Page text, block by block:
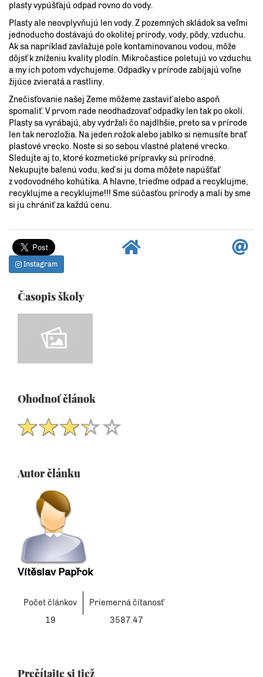
plasty vypúšťajú odpad rovno do vody.
Plasty ale neovplyvňujú len vody. Z pozemných skládok sa veľmi
jednoducho dostávajú do okolitej prírody, vody, pôdy, vzduchu.
Ak sa napríklad zavlažuje pole kontaminovanou vodou, môže
dôjsť k zníženiu kvality plodín. Mikročastice poletujú vo vzduchu
a my ich potom vdychujeme. Odpadky v prírode zabíjajú voľne
žijúce zvieratá a rastliny.
Znečisťovanie našej Zeme môžeme zastaviť alebo aspoň
spomaliť. V prvom rade neodhadzovať odpadky len tak po okolí.
Plasty sa vyrábajú, aby vydržali čo najdlhšie, preto sa v prírode
len tak nerozložia. Na jeden rožok alebo jablko si nemusíte brať
plastové vrecko. Noste si so sebou vlastné platené vrecko.
Sledujte aj to, ktoré kozmetické prípravky sú prírodné.
Nekupujte balenú vodu, keď si ju doma môžete napúšťať
z vodovodného kohútika. A hlavne, trieďme odpad a recyklujme,
recyklujme a recyklujme!!! Sme súčasťou prírody a mali by sme
si ju chrániť za každú cenu.
Instagram
Časopis školy
Ohodnoť článok
Autor článku
Vítěslav Papřok
Počet článkov
Priemerná čítanosť
19
3587.47
Prečítajte si tiež